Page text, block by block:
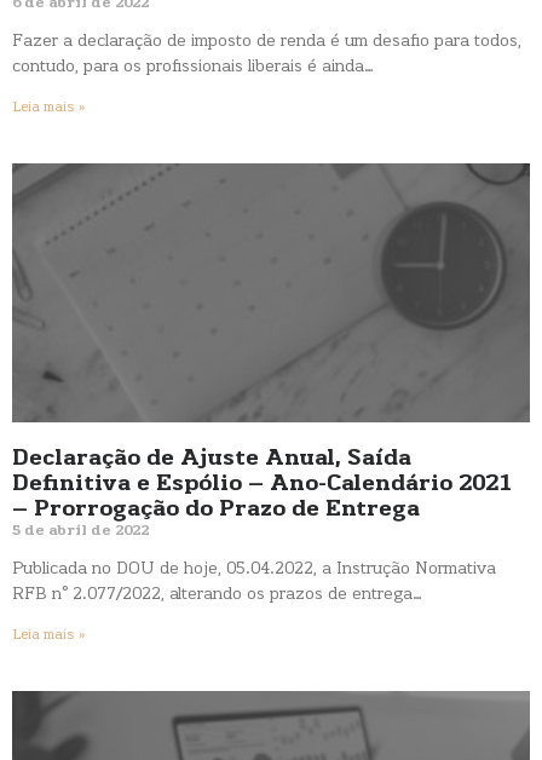
6 de abril de 2022
Fazer a declaração de imposto de renda é um desafio para todos,
contudo, para os profissionais liberais é ainda…
Leia mais »
Declaração de Ajuste Anual, Saída
Definitiva e Espólio – Ano-Calendário 2021
– Prorrogação do Prazo de Entrega
5 de abril de 2022
Publicada no DOU de hoje, 05.04.2022, a Instrução Normativa
RFB n° 2.077/2022, alterando os prazos de entrega…
Leia mais »